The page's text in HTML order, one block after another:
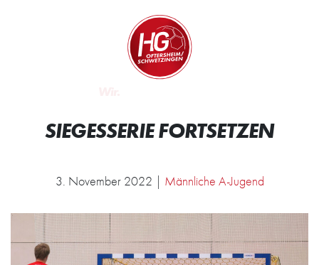
Zur Startseite
SIEGESSERIE FORTSETZEN
3. November 2022 | Männliche A-Jugend